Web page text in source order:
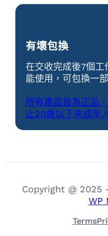
有壞包換
在交收完成後7個工
能使用，可包換一
所有產品皆為正品
止20歲以下未成年
Copyright @ 2025
WP
Terms